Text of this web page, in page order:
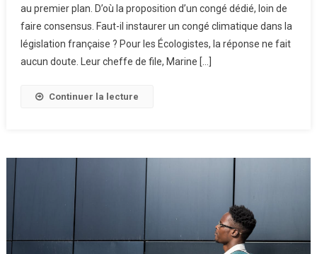
Autour
Du
Congé
Climatique
au premier plan. D’où la proposition d’un congé dédié, loin de
faire consensus. Faut-il instaurer un congé climatique dans la
législation française ? Pour les Écologistes, la réponse ne fait
aucun doute. Leur cheffe de file, Marine […]
Continuer la lecture